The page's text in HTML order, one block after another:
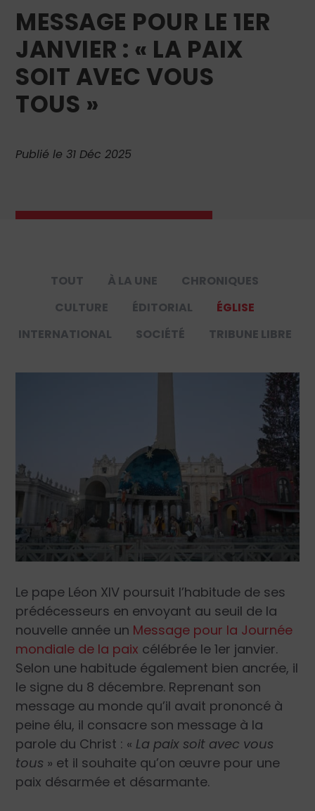
MESSAGE POUR LE 1ER
JANVIER : « LA PAIX
SOIT AVEC VOUS
TOUS »
Publié le 31 Déc 2025
TOUT À LA UNE
CHRONIQUES
CULTURE
ÉDITORIAL
ÉGLISE
INTERNATIONAL
SOCIÉTÉ TRIBUNE LIBRE
Le pape Léon XIV poursuit l’habitude de ses
prédécesseurs en envoyant au seuil de la
nouvelle année un Message pour la Journée
mondiale de la paix célébrée le 1er janvier.
Selon une habitude également bien ancrée, il
le signe du 8 décembre. Reprenant son
message au monde qu’il avait prononcé à
peine élu, il consacre son message à la
parole du Christ : « La paix soit avec vous
tous » et il souhaite qu’on œuvre pour une
paix désarmée et désarmante.